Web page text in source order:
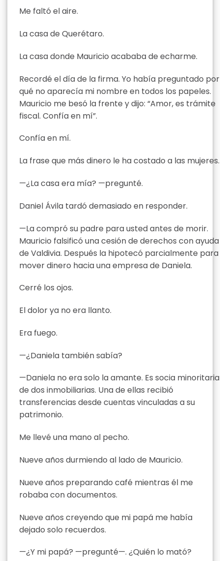
Me faltó el aire.
La casa de Querétaro.
La casa donde Mauricio acababa de echarme.
Recordé el día de la firma. Yo había preguntado por
qué no aparecía mi nombre en todos los papeles.
Mauricio me besó la frente y dijo: “Amor, es trámite
fiscal. Confía en mí”.
Confía en mí.
La frase que más dinero le ha costado a las mujeres.
—¿La casa era mía? —pregunté.
Daniel Ávila tardó demasiado en responder.
—La compró su padre para usted antes de morir.
Mauricio falsificó una cesión de derechos con ayuda
de Valdivia. Después la hipotecó parcialmente para
mover dinero hacia una empresa de Daniela.
Cerré los ojos.
El dolor ya no era llanto.
Era fuego.
—¿Daniela también sabía?
—Daniela no era solo la amante. Es socia minoritaria
de dos inmobiliarias. Una de ellas recibió
transferencias desde cuentas vinculadas a su
patrimonio.
Me llevé una mano al pecho.
Nueve años durmiendo al lado de Mauricio.
Nueve años preparando café mientras él me
robaba con documentos.
Nueve años creyendo que mi papá me había
dejado solo recuerdos.
—¿Y mi papá? —pregunté—. ¿Quién lo mató?